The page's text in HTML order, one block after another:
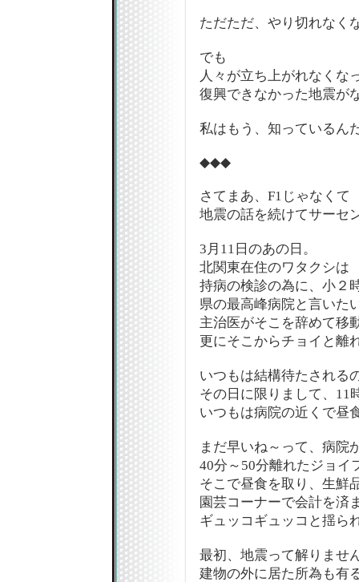
ただただ、やり切れなく
でも
人々が立ち上がれなくな
復興できなかった地震が
私はもう、知っているん
◆◆◆
さてまあ、F1じゃなくて
地震の話を続けてサーセ
3月11日のあの日。
北関東在住のワタクシは
持病の検診の為に、小２
県の最高峰病院と言いた
主治医がそこを辞めて移
更にそこからチョイと離
いつもは結構待たされる
その日に限りまして、11
いつもは病院の近くで昼
まだ早いね～って、病院
40分～50分離れたジョイ
そこで昼食を取り、生鮮
園芸コーナーで会計を済
ギュッコギュッコと揺ら
最初、地震って解りませ
建物の外に居た所為も有